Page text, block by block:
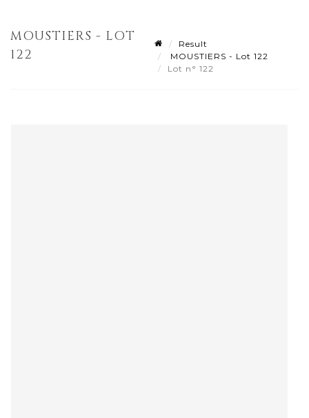
MOUSTIERS - LOT
122
Result
MOUSTIERS - Lot 122
Lot n° 122